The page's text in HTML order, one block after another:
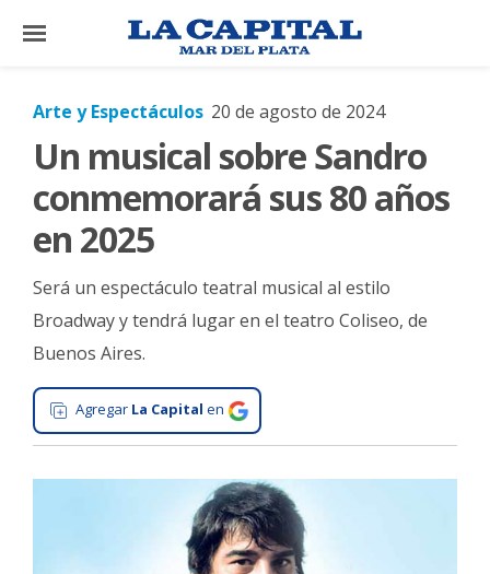
×
El
Mundo
La
Zona
Cultura
Tecnología
Gastronomía
Salud
Arte y Espectáculos 20 de agosto de 2024
Un musical sobre Sandro
conmemorará sus 80 años
en 2025
Será un espectáculo teatral musical al estilo
Broadway y tendrá lugar en el teatro Coliseo, de
Buenos Aires.
Agregar La Capital en